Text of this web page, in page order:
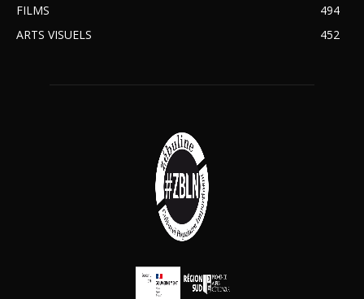
FILMS
494
ARTS VISUELS
452